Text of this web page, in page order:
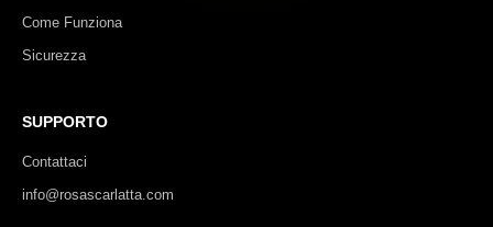
Come Funziona
Sicurezza
SUPPORTO
Contattaci
info@rosascarlatta.com